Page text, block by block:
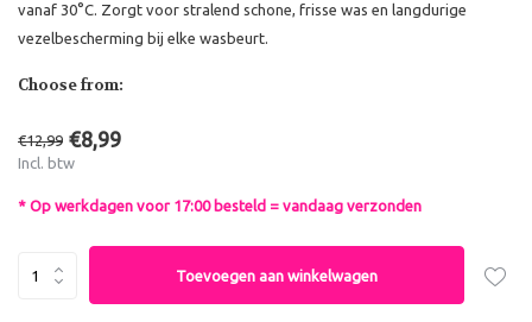
vanaf 30°C. Zorgt voor stralend schone, frisse was en langdurige
vezelbescherming bij elke wasbeurt.
Choose from:
€12,99 €8,99
Incl. btw
* Op werkdagen voor 17:00 besteld = vandaag verzonden
Toevoegen aan winkelwagen